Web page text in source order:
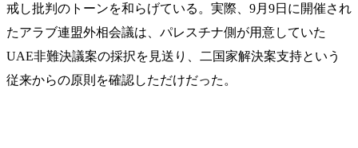
戒し批判のトーンを和らげている。実際、9月9日に開催され
たアラブ連盟外相会議は、パレスチナ側が用意していた
UAE非難決議案の採択を見送り、二国家解決案支持という
従来からの原則を確認しただけだった。